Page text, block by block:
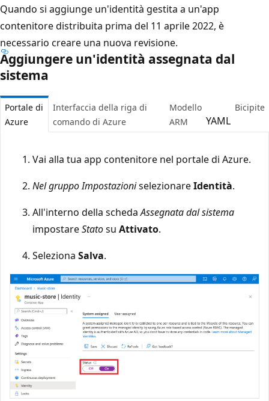
Quando si aggiunge un'identità gestita a un'app
contenitore distribuita prima del 11 aprile 2022, è
necessario creare una nuova revisione.
Aggiungere un'identità assegnata dal
sistema
Portale di
Azure
Interfaccia della riga di
comando di Azure
Modello
ARM
YAML
Bicipite
Vai alla tua app contenitore nel portale di Azure.
Nel gruppo ImpostazioniselezionareIdentità.
All'interno della schedaAssegnata dal sistema
impostareStatosu Attivato.
Seleziona Salva.